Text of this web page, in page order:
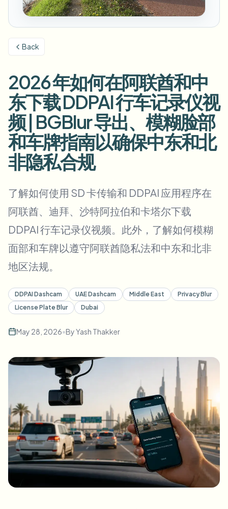
模糊背景
模糊任何内容
GDPR合规模糊
街头采访模糊
游戏与直播模糊
模糊人脸
AI Video Object Remover
在线模糊照片中的人脸
人脸匿名化
语音匿名处理器
换脸 - 图片
换脸 - 视频
视频智能
批量视频模糊
一次处理多个视频
媒体与娱乐
试映、发布和合规
零售与电商
医疗
诊所和面向患者的视频管理
公共部门
FOIA、安全披露和编辑
批量人脸匿名化
大批量、保留期和SLA
批量车牌模糊
车队、行车记录仪和停车场大规模处理
批量人脸模糊
高吞吐量流水线
模糊任何内容
企业区域、策略和审核
API 和 SDK
自动化上传、任务和Webhook
联系表单
视频智能
批量背景移除
常见问题
博客
Whitepapers
工具
分类
产品
Choose language
Back
2026 年如何在阿联酋和中
东下载 DDPAI 行车记录仪视
频 | BGBlur 导出、模糊脸部
和车牌指南以确保中东和北
非隐私合规
了解如何使用 SD 卡传输和 DDPAI 应用程序在
阿联酋、迪拜、沙特阿拉伯和卡塔尔下载
DDPAI 行车记录仪视频。此外，了解如何模糊
面部和车牌以遵守阿联酋隐私法和中东和北非
地区法规。
DDPAI Dashcam UAE Dashcam Middle East
Privacy Blur
License Plate Blur
Dubai
May 28, 2026•ByYash Thakker